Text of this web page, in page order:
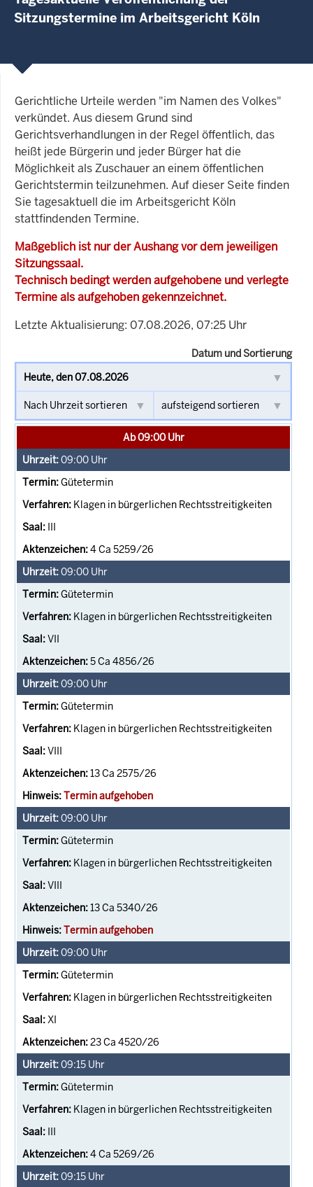
Sitzungstermine im Arbeitsgericht Köln
Gerichtliche Urteile werden "im Namen des Volkes"
verkündet. Aus diesem Grund sind
Gerichtsverhandlungen in der Regel öffentlich, das
heißt jede Bürgerin und jeder Bürger hat die
Möglichkeit als Zuschauer an einem öffentlichen
Gerichtstermin teilzunehmen. Auf dieser Seite finden
Sie tagesaktuell die im Arbeitsgericht Köln
stattfindenden Termine.
Maßgeblich ist nur der Aushang vor dem jeweiligen
Sitzungssaal.
Technisch bedingt werden aufgehobene und verlegte
Termine als aufgehoben gekennzeichnet.
Letzte Aktualisierung: 07.08.2026, 07:25 Uhr
Datum und Sortierung
Ab 09:00 Uhr
09:00 Uhr
Gütetermin
Klagen in bürgerlichen Rechtsstreitigkeiten
III
4 Ca 5259/26
09:00 Uhr
Gütetermin
Klagen in bürgerlichen Rechtsstreitigkeiten
VII
5 Ca 4856/26
09:00 Uhr
Gütetermin
Klagen in bürgerlichen Rechtsstreitigkeiten
VIII
13 Ca 2575/26
Termin aufgehoben
09:00 Uhr
Gütetermin
Klagen in bürgerlichen Rechtsstreitigkeiten
VIII
13 Ca 5340/26
Termin aufgehoben
09:00 Uhr
Gütetermin
Klagen in bürgerlichen Rechtsstreitigkeiten
XI
23 Ca 4520/26
09:15 Uhr
Gütetermin
Klagen in bürgerlichen Rechtsstreitigkeiten
III
4 Ca 5269/26
09:15 Uhr